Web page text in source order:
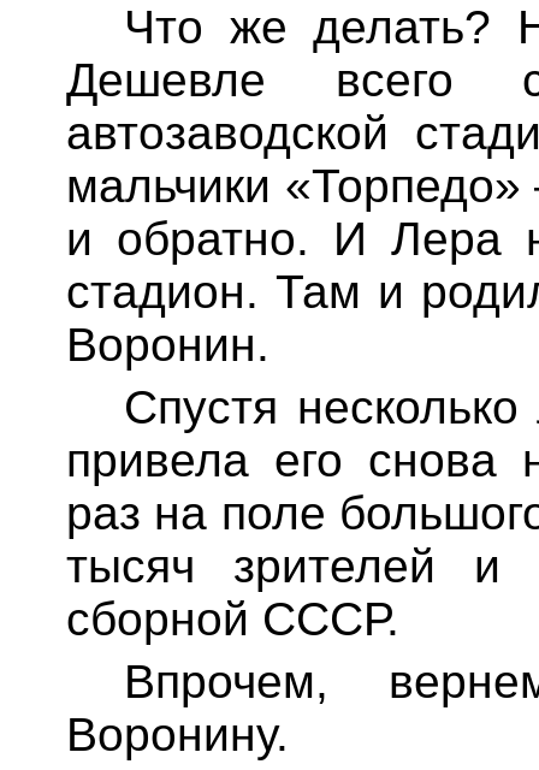
Что же делать?
Дешевле всего
автозаводской
мальчики
и обратно. И Лера
стадион. Там и
Воронин.
Спустя
привела его
раз на поле
тысяч зрителей
сборной СССР.
Впрочем,
Воронину.